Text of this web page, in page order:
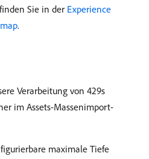
Sie in der Experience
.
Verarbeitung von 429s
im Assets-Massenimport-
maximale Tiefe